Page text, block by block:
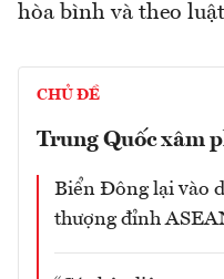
hòa bình và theo
CHỦ ĐỀ
Trung Quốc xâm
Biển Đông lại vào
thượng đỉnh